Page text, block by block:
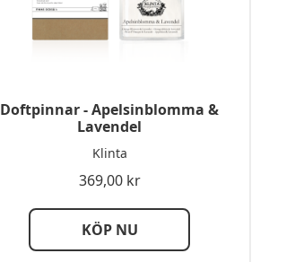
Doftpinnar - Apelsinblomma &
Lavendel
Klinta
369,00 kr
KÖP NU